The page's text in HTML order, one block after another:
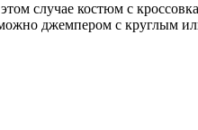
случае костюм с
джемпером с круглым